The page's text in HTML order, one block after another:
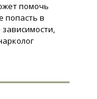
помочь
попасть в